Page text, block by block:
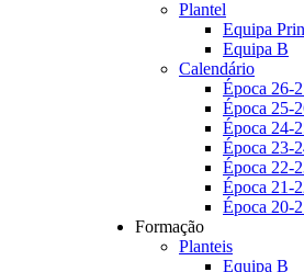
Plantel
Equipa
Equipa B
Calendário
Época 26-
Época 25-
Época 24-
Época 23-
Época 22-
Época 21-
Época 20-
Formação
Planteis
Equipa B